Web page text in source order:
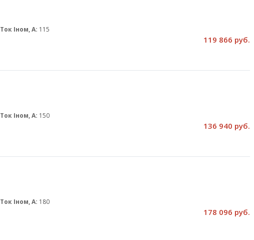
Ток Iном, А: 115
119 866 руб.
Ток Iном, А: 150
136 940 руб.
Ток Iном, А: 180
178 096 руб.